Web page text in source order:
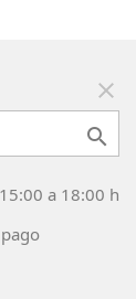
close

a 18:00 h